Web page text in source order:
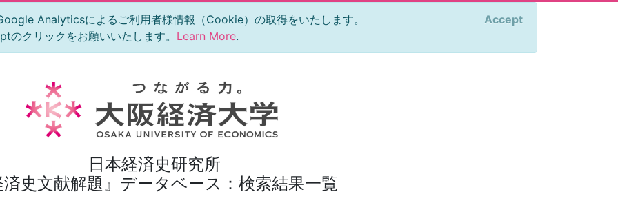
Analyticsによるご利用者様情報（Cookie）の取得をいたします。
クリックをお願いいたします。 Learn More.
Accept
日本経済史研究所
済史文献解題』データベース：検索結果一覧